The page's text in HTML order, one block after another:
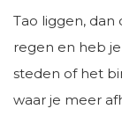
Tao liggen, dan
regen en heb
steden of het
waar je meer